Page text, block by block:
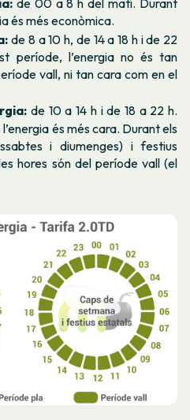
de 00 a 8 h del matí. Durant
és més econòmica.
de 8 a 10 h, de 14 a 18 h i de 22
període, l’energia no és tan
vall, ni tan cara com en el
de 10 a 14 h i de 18 a 22 h.
és més cara. Durant els
i diumenges) i festius
hores són del període vall (el